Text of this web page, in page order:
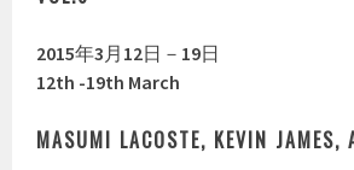
2015年3月 12日－ 19日
12th -19th March
MASUMI LACOSTE, KEVIN JAMES,